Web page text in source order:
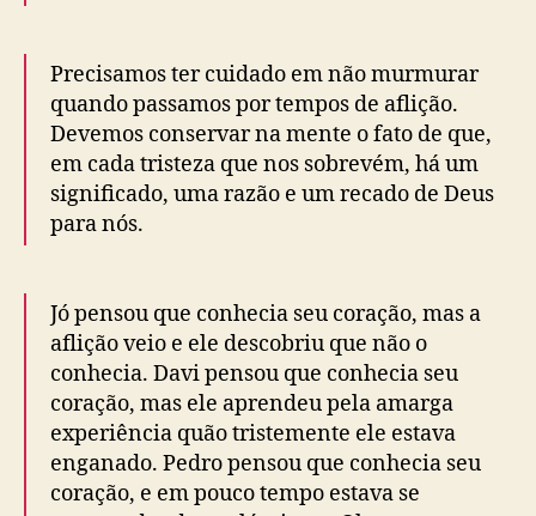
Precisamos ter cuidado em não murmurar
quando passamos por tempos de aflição.
Devemos conservar na mente o fato de que,
em cada tristeza que nos sobrevém, há um
significado, uma razão e um recado de Deus
para nós.
Jó pensou que conhecia seu coração, mas a
aflição veio e ele descobriu que não o
conhecia. Davi pensou que conhecia seu
coração, mas ele aprendeu pela amarga
experiência quão tristemente ele estava
enganado. Pedro pensou que conhecia seu
coração, e em pouco tempo estava se